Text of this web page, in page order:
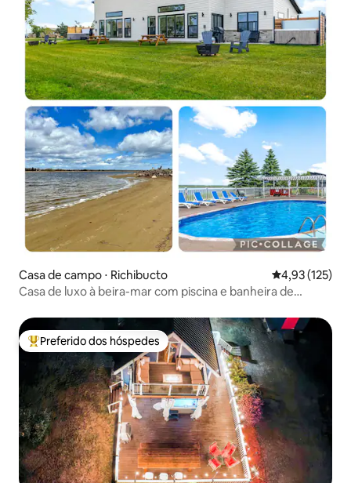
Casa de campo ⋅ Richibucto 4,93 de uma
4,93 (125)
Casa de luxo à beira-mar com piscina e banheira de
Entre os melhores preferidos dos hóspedes
Preferido dos hóspedes